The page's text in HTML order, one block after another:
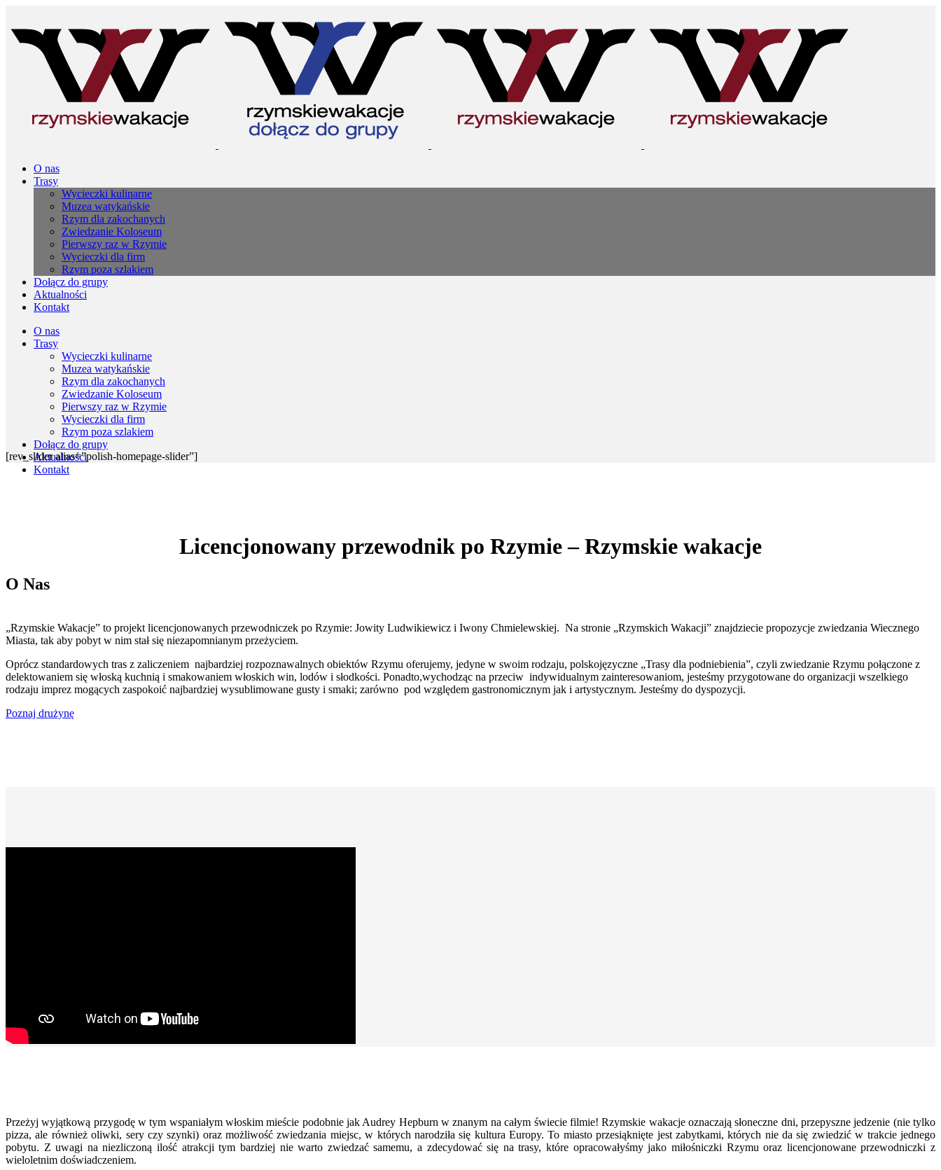
O nas
Trasy
Wycieczki kulinarne
Muzea watykańskie
Rzym dla zakochanych
Zwiedzanie Koloseum
Pierwszy raz w Rzymie
Wycieczki dla firm
Rzym poza szlakiem
Dołącz do grupy
Aktualności
Kontakt
O nas
Trasy
Wycieczki kulinarne
Muzea watykańskie
Rzym dla zakochanych
Zwiedzanie Koloseum
Pierwszy raz w Rzymie
Wycieczki dla firm
Rzym poza szlakiem
Dołącz do grupy
Aktualności
Kontakt
[rev_slider alias=”polish-homepage-slider”]
Licencjonowany przewodnik po Rzymie – Rzymskie wakacje
O Nas
„Rzymskie Wakacje” to projekt licencjonowanych przewodniczek po Rzymie: Jowity Ludwikiewicz i Iwony Chmielewskiej. Na stronie „Rzymskich Wakacji” znajdziecie propozycje zwiedzania Wiecznego
Miasta, tak aby pobyt w nim stał się niezapomnianym przeżyciem.
Oprócz standardowych tras z zaliczeniem najbardziej rozpoznawalnych obiektów Rzymu oferujemy, jedyne w swoim rodzaju, polskojęzyczne „Trasy dla podniebienia”, czyli zwiedzanie Rzymu połączone z
delektowaniem się włoską kuchnią i smakowaniem włoskich win, lodów i słodkości. Ponadto,wychodząc na przeciw indywidualnym zainteresowaniom, jesteśmy przygotowane do organizacji wszelkiego
rodzaju imprez mogących zaspokoić najbardziej wysublimowane gusty i smaki; zarówno pod względem gastronomicznym jak i artystycznym. Jesteśmy do dyspozycji.
Poznaj drużynę
Przeżyj wyjątkową przygodę w tym wspaniałym włoskim mieście podobnie jak Audrey Hepburn w znanym na całym świecie filmie! Rzymskie wakacje oznaczają słoneczne dni, przepyszne jedzenie (nie tylko
pizza, ale również oliwki, sery czy szynki) oraz możliwość zwiedzania miejsc, w których narodziła się kultura Europy. To miasto przesiąknięte jest zabytkami, których nie da się zwiedzić w trakcie jednego
pobytu. Z uwagi na niezliczoną ilość atrakcji tym bardziej nie warto zwiedzać samemu, a zdecydować się na trasy, które opracowałyśmy jako miłośniczki Rzymu oraz licencjonowane przewodniczki z
wieloletnim doświadczeniem.